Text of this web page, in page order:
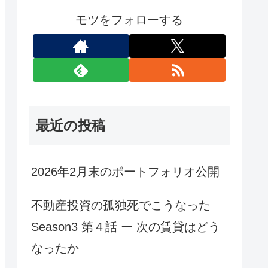
モツをフォローする
最近の投稿
2026年2月末のポートフォリオ公開
不動産投資の孤独死でこうなった
Season3 第４話 ー 次の賃貸はどう
なったか